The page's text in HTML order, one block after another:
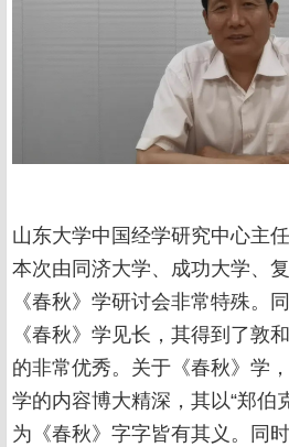
山东大学中国经学研究中心主
本次由同济大学、成功大学、
《春秋》学研讨会非常特殊。
《春秋》学见长，其得到了敦
的非常优秀。关于《春秋》学
学的内容博大精深，其以“郑伯
为《春秋》字字皆有其义。同